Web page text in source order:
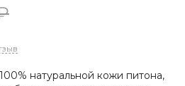
натуральной кожи питона,